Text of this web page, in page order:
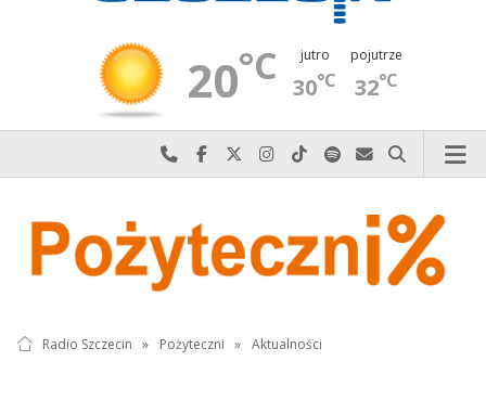
20°C jutro
30°C
pojutrze
32°C
Najlepiej po prostu do nas zadzwoń
Odwiedź nas na Facebook-u
Odwiedź nas na X
Odwiedź nas na Instagram-ie
Odwiedź nas na TikTok-u
Szukaj nas na Spotify
Wyślij do nas
Szukaj
Radio Szczecin » Pożyteczni » Aktualności